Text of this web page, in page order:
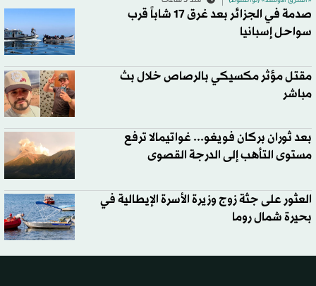
صدمة في الجزائر بعد غرق 17 شاباً قرب
سواحل إسبانيا
مقتل مؤثر مكسيكي بالرصاص خلال بث
مباشر
بعد ثوران بركان فويغو... غواتيمالا ترفع
مستوى التأهب إلى الدرجة القصوى
العثور على جثة زوج وزيرة الأسرة الإيطالية في
بحيرة شمال روما